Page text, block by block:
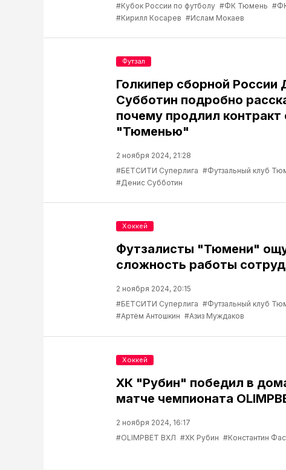
#Кубок России по футболу #ФК Тюмень
#Кирилл Косарев #Ислам Мокаев
Голкипер сборной России
Субботин подробно
почему продлил контракт
"Тюменью"
2 ноября 2024, 21:28
#БЕТСИТИ Суперлига #Футзальный клуб
#Денис Субботин
Футзал
Футзалисты "Тюмени"
сложность работы
2 ноября 2024, 20:15
#БЕТСИТИ Суперлига #Футзальный клуб
#Артём Антошкин #Азиз Муждаков
Хоккей
ХК "Рубин" победил в
матче чемпионата
2 ноября 2024, 16:17
#OLIMPBET ВХЛ #ХК Рубин #Константин
Хоккей